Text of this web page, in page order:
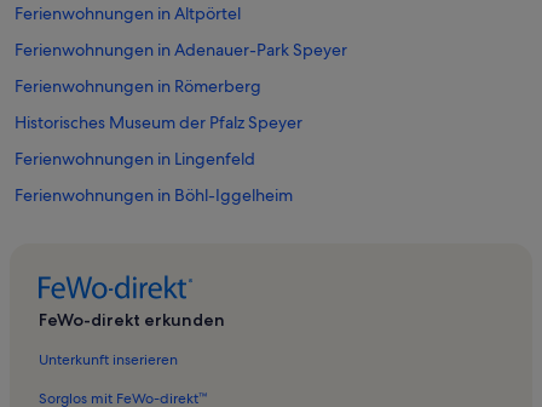
Ferienwohnungen in Altpörtel
Ferienwohnungen in Adenauer-Park Speyer
Ferienwohnungen in Römerberg
Historisches Museum der Pfalz Speyer
Ferienwohnungen in Lingenfeld
Ferienwohnungen in Böhl-Iggelheim
Ferienwohnungen in Fernwanderweg Franken-Hessen-Kurpfalz
FeWo-direkt erkunden
Unterkunft inserieren
Sorglos mit FeWo-direkt™